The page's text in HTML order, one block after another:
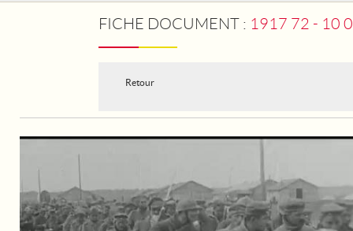
FICHE DOCUMENT : 1917 72 - 10
Retour